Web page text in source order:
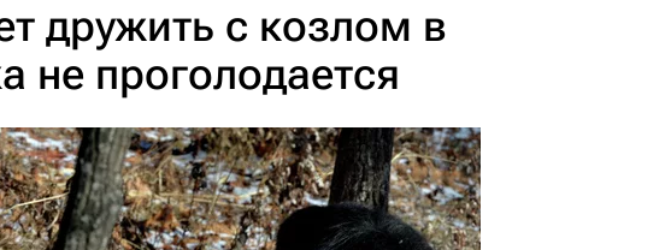
дружить с козлом в
не проголодается